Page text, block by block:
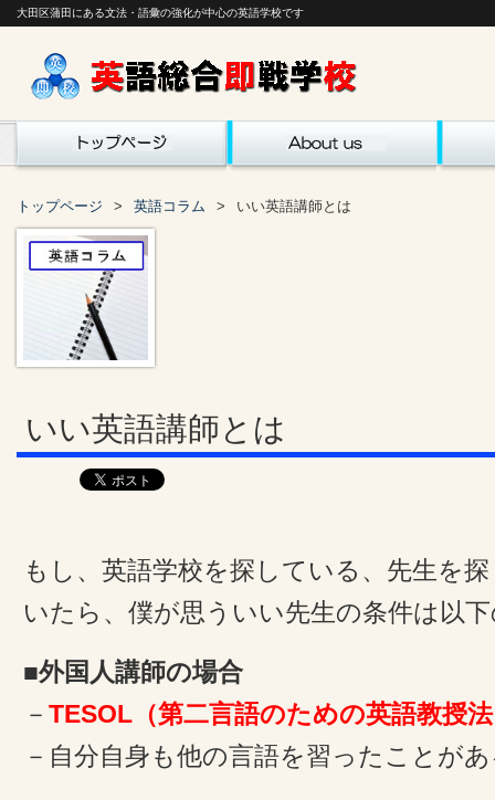
大田区蒲田にある文法・語彙の強化が中心の英語学校です
トップページ 英語コラム いい英語講師とは
いい英語講師とは
もし、英語学校を探している、先生を
いたら、僕が思ういい先生の条件は以
■外国人講師の場合
－ TESOL（第二言語のための英語教授
－自分自身も他の言語を習ったことが